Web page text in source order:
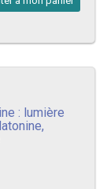
: lumière